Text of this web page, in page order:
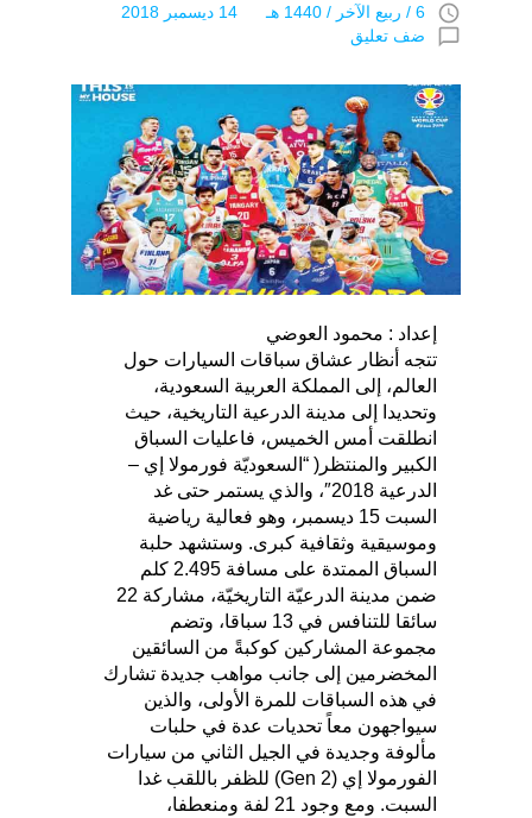
access_time 6 / ربيع الآخر / 1440 هـ 14 ديسمبر 2018
chat_bubble_outline ضف تعليق
إعداد : محمود العوضي
تتجه أنظار عشاق سباقات السيارات حول
العالم، إلى المملكة العربية السعودية،
وتحديدا إلى مدينة الدرعية التاريخية، حيث
انطلقت أمس الخميس، فاعليات السباق
الكبير والمنتظر( “السعوديّة فورمولا إي –
الدرعية 2018″، والذي يستمر حتى غد
السبت 15 ديسمبر، وهو فعالية رياضية
وموسيقية وثقافية كبرى. وستشهد حلبة
السباق الممتدة على مسافة 2.495 كلم
ضمن مدينة الدرعيّة التاريخيّة، مشاركة 22
سائقا للتنافس في 13 سباقا، وتضم
مجموعة المشاركين كوكبةً من السائقين
المخضرمين إلى جانب مواهب جديدة تشارك
في هذه السباقات للمرة الأولى، والذين
سيواجهون معاً تحديات عدة في حلبات
مألوفة وجديدة في الجيل الثاني من سيارات
الفورمولا إي (Gen 2) للظفر باللقب غدا
السبت. ومع وجود 21 لفة ومنعطفا،